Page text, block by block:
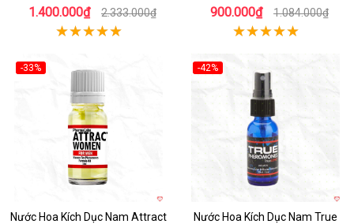
1.400.000₫ 2.333.000₫
Hưng Phấn
900.000₫ 1.084.000₫
-33%
Nước Hoa Kích Dục Nam Attract
-42%
Nước Hoa Kích Dục Nam True